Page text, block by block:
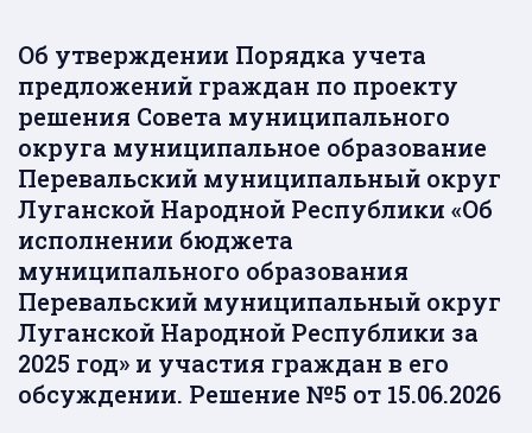
Об утверждении Порядка учета
предложений граждан по проекту
решения Совета муниципального
округа муниципальное образование
Перевальский муниципальный округ
Луганской Народной Республики «Об
исполнении бюджета
муниципального образования
Перевальский муниципальный округ
Луганской Народной Республики за
2025 год» и участия граждан в его
обсуждении. Решение №5 от 15.06.2026